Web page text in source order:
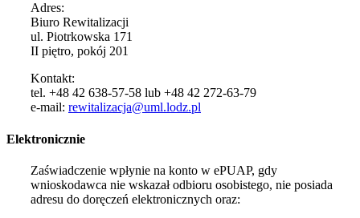
Adres:
Biuro Rewitalizacji
ul. Piotrkowska 171
II piętro, pokój 201
Kontakt:
tel. +48 42 638-57-58 lub +48 42 272-63-79
e-mail: rewitalizacja@uml.lodz.pl
Elektronicznie
Zaświadczenie wpłynie na konto w ePUAP, gdy
wnioskodawca nie wskazał odbioru osobistego, nie posiada
adresu do doręczeń elektronicznych oraz: